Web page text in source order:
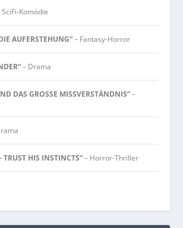
SciFi-Komödie
AUFERSTEHUNG“– Fantasy-Horror
– Drama
DAS GROSSE MISSVERSTÄNDNIS“–
TRUST HIS INSTINCTS“– Horror-Thriller